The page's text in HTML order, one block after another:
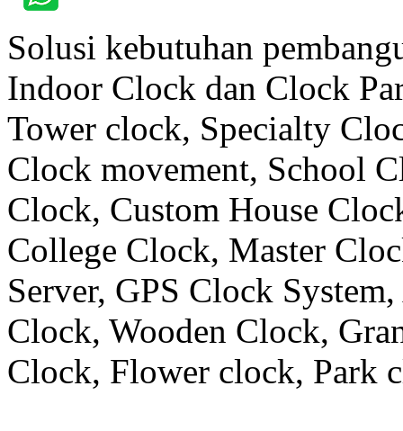
Solusi kebutuhan
Indoor Clock dan Clock
Tower clock, Specialty
Clock movement, School
Clock, Custom House
College Clock, Master
Server, GPS Clock
Clock, Wooden Clock,
Clock, Flower clock, Park